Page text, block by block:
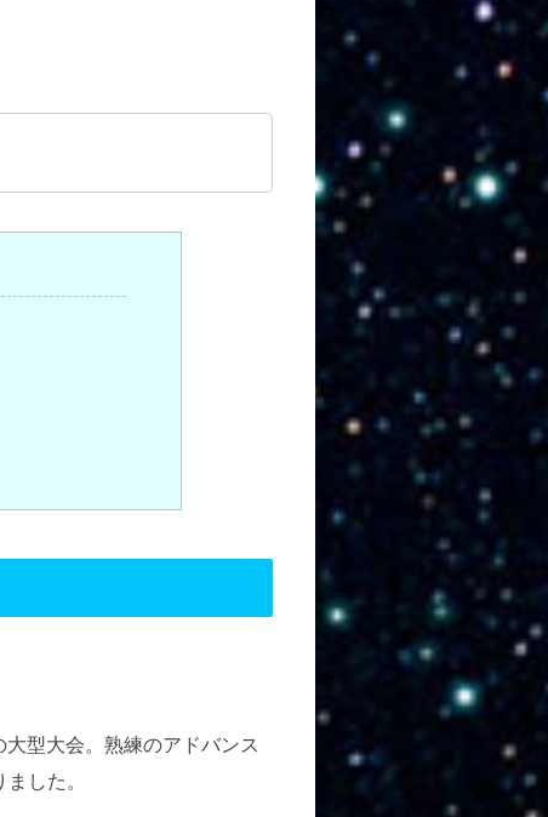
型大会。熟練のアドバンス
した。